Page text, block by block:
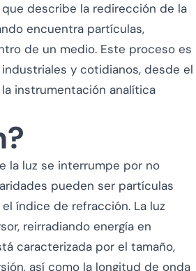
describe la redirección de la
encuentra partículas,
de un medio. Este proceso es
y cotidianos, desde el
instrumentación analítica
la luz se interrumpe por no
pueden ser partículas
índice de refracción. La luz
reirradiando energía en
caracterizada por el tamaño,
así como la longitud de onda